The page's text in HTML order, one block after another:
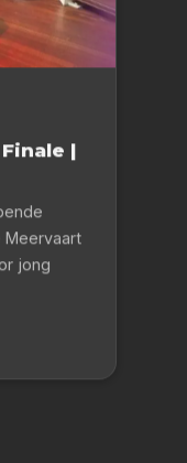
|
Meervaart
jong